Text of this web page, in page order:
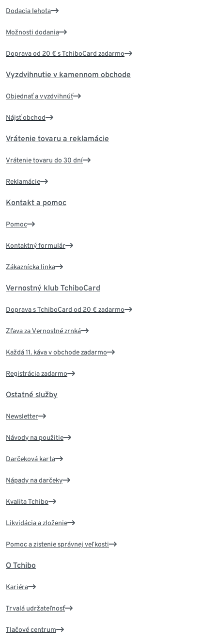
Dodacia lehota
Možnosti dodania
Doprava od 20 € s TchiboCard zadarmo
Vyzdvihnutie v kamennom obchode
Objednať a vyzdvihnúť
Nájsť obchod
Vrátenie tovaru a reklamácie
Vrátenie tovaru do 30 dní
Reklamácie
Kontakt a pomoc
Pomoc
Kontaktný formulár
Zákaznícka linka
Vernostný klub TchiboCard
Doprava s TchiboCard od 20 € zadarmo
Zľava za Vernostné zrnká
Každá 11. káva v obchode zadarmo
Registrácia zadarmo
Ostatné služby
Newsletter
Návody na použitie
Darčeková karta
Nápady na darčeky
Kvalita Tchibo
Likvidácia a zloženie
Pomoc a zistenie správnej veľkosti
O Tchibo
Kariéra
Trvalá udržateľnosť
Tlačové centrum